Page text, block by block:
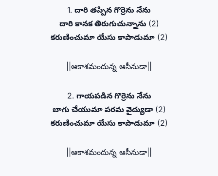
1. దారి తప్పిన గొర్రెను నేను
దారి కానక తిరుగుచున్నాను (2)
కరుణించుమా యేసు కాపాడుమా(2)
||ఆకాశమందున్న ఆసీనుడా||
2. గాయపడిన గొర్రెను నేను
బాగు చేయుమా పరమ వైద్యుడా (2)
కరుణించుమా యేసు కాపాడుమా(2)
||ఆకాశమందున్న ఆసీనుడా||